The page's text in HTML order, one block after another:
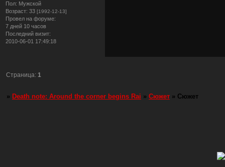
Пол: Мужской
Возраст: 33 [1992-12-13]
Провел на форуме:
7 дней 10 часов
Последний визит:
2010-06-01 17:49:18
Страница:1
» Death note: Around the corner begins Rai » Сюжет » Сюжет